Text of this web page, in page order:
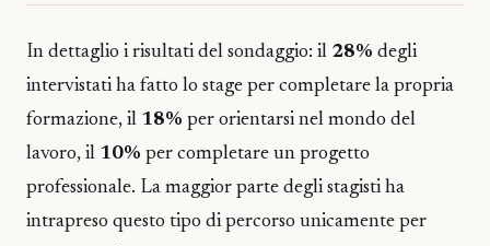
In dettaglio i risultati del sondaggio: il 28% degli
intervistati ha fatto lo stage per completare la propria
formazione, il 18% per orientarsi nel mondo del
lavoro, il 10% per completare un progetto
professionale. La maggior parte degli stagisti ha
intrapreso questo tipo di percorso unicamente per